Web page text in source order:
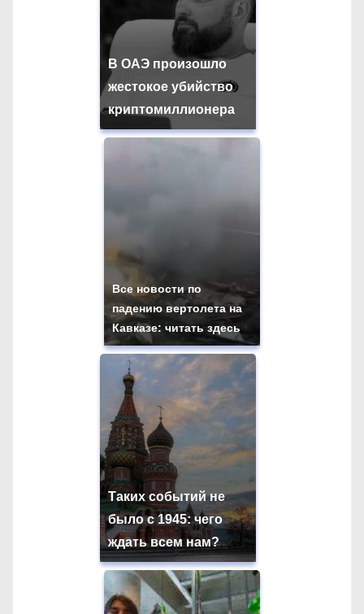
В ОАЭ произошло
жестокое убийство
криптомиллионера
Все новости по
падению вертолета на
Кавказе: читать здесь
Таких событий не
было с 1945: чего
ждать всем нам?